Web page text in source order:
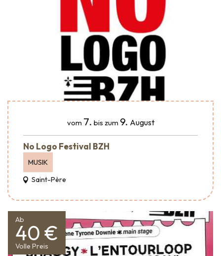
vom 7. bis zum 9. August
No Logo Festival BZH
MUSIK
Saint-Père
Ab
40 €
Volle Preis